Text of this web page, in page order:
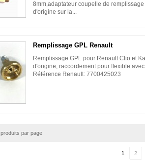
8mm,adaptateur coupelle de
d'origine sur la...
Remplissage GPL Renault
Remplissage GPL pour Renault Clio et
d'origine, raccordement pour flexible
Référence Renault: 7700425023
produits par page
1 2